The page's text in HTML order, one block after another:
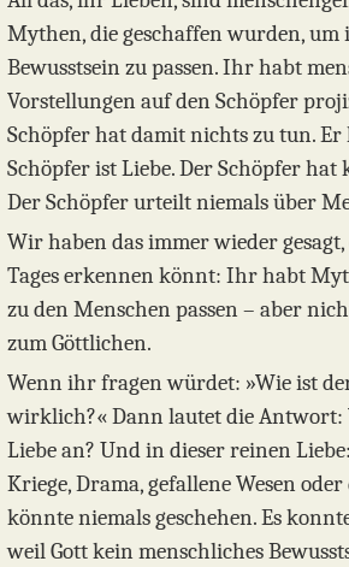
Mythen, die geschaffen wurden, um
Bewusstsein zu passen. Ihr habt
Vorstellungen auf den Schöpfer
Schöpfer hat damit nichts zu tun. Er
Schöpfer ist Liebe. Der Schöpfer hat
Der Schöpfer urteilt niemals über
Wir haben das immer wieder
Tages erkennen könnt: Ihr habt
zu den Menschen passen – aber
zum Göttlichen.
Wenn ihr fragen würdet: »Wie ist
wirklich?« Dann lautet die Antwort:
Liebe an? Und in dieser reinen
Kriege, Drama, gefallene Wesen
könnte niemals geschehen. Es
weil Gott kein menschliches